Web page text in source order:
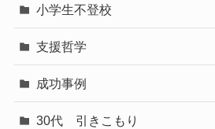
小学生不登校
支援哲学
成功事例
30代 引きこもり